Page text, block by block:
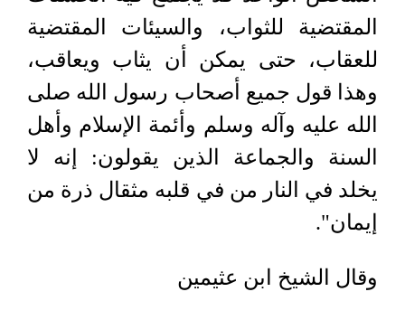
المقتضية للثواب، والسيئات المقتضية
للعقاب، حتى يمكن أن يثاب ويعاقب،
وهذا قول جميع أصحاب رسول الله صلى
الله عليه وآله وسلم وأئمة الإسلام وأهل
السنة والجماعة الذين يقولون: إنه لا
يخلد في النار من في قلبه مثقال ذرة من
إيمان".
وقال الشيخ ابن عثيمين